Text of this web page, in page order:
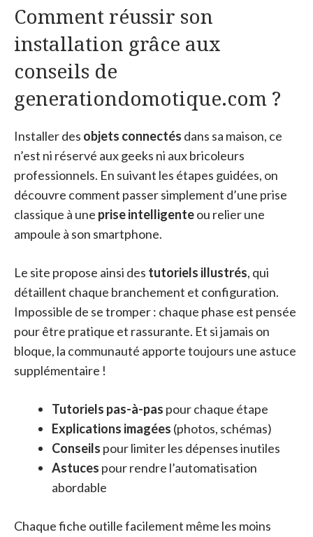
Comment réussir son
installation grâce aux
conseils de
generationdomotique.com ?
Installer des objets connectés dans sa maison, ce
n’est ni réservé aux geeks ni aux bricoleurs
professionnels. En suivant les étapes guidées, on
découvre comment passer simplement d’une prise
classique à une prise intelligenteou relier une
ampoule à son smartphone.
Le site propose ainsi des tutoriels illustrés, qui
détaillent chaque branchement et configuration.
Impossible de se tromper : chaque phase est pensée
pour être pratique et rassurante. Et si jamais on
bloque, la communauté apporte toujours une astuce
supplémentaire !
Tutoriels pas-à-pas pour chaque étape
Explications imagées (photos, schémas)
Conseils pour limiter les dépenses inutiles
Astuces pour rendre l’automatisation
abordable
Chaque fiche outille facilement même les moins